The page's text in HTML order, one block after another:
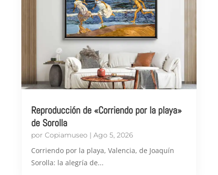
Reproducción de «Corriendo por la playa»
de Sorolla
por Copiamuseo | Ago 5, 2026
Corriendo por la playa, Valencia, de Joaquín
Sorolla: la alegría de...